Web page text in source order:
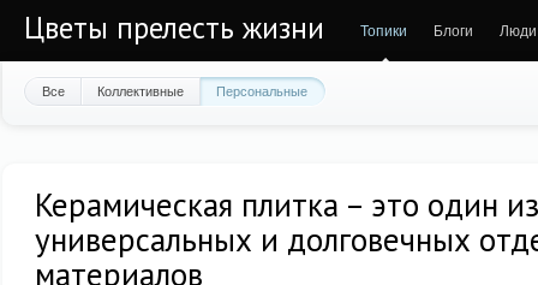
Цветы прелесть жизни Топики Блоги Люди
Все Коллективные Персональные
Керамическая плитка – это один
универсальных и долговечных
материалов